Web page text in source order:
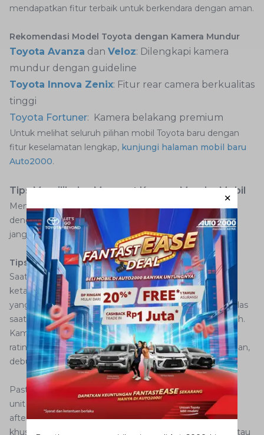
mendapatkan fitur terbaik untuk berkendara dengan aman.
Rekomendasi Model Toyota dengan Kamera Mundur
Toyota Avanza dan Veloz: Dilengkapi kamera
mundur dengan guideline
Toyota Innova Zenix: Fitur rear camera berkualitas
tinggi
Toyota Fortuner: Kamera belakang premium
Untuk melihat seluruh pilihan mobil Toyota baru dengan
fitur keselamatan lengkap, kunjungi halaman mobil baru
Auto2000.
Tips Memilih dan Merawat Kamera Mundur Mobil
Memilih kamera mundur yang tepat dan merawatnya
dengan baik akan menjamin performa optimal dalam
jangka panjang. Berikut penjelasan lengkapnya.
Tips Pemilihan Kamera Mundur Mobil
Saat memilih kamera mundur, kualitas gambar dan
ketahanan produk menjadi prioritas utama. Pilih kamera
yang dilengkapinight visionatau infrared agar tetap jelas
saat digunakan di malam hari atau kondisi cahaya rendah.
Kamera juga harustahan cuaca(waterproof) dengan
rating minimal IP67 agar tidak mudah rusak terkena hujan,
debu, atau cipratan air.
Pastikan kamera yang dipilihkompatibeldengan head
unit mobil Anda, baik head unit pabrikan maupun
aftermarket Android. Periksa jenis konektor (RCA atau
khusus) dan resolusi kamera agar gambar tidak pecah atau